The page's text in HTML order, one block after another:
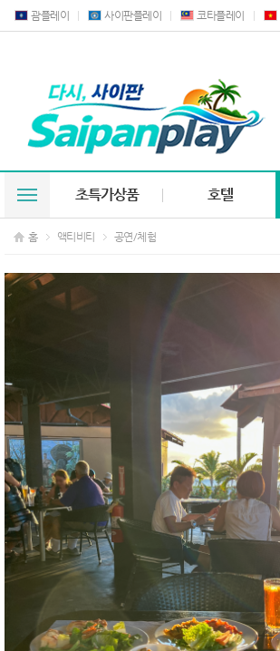
괌플레이 사이판플레이 코타플레이
초특가상품 호텔
홈 액티비티 공연/체험